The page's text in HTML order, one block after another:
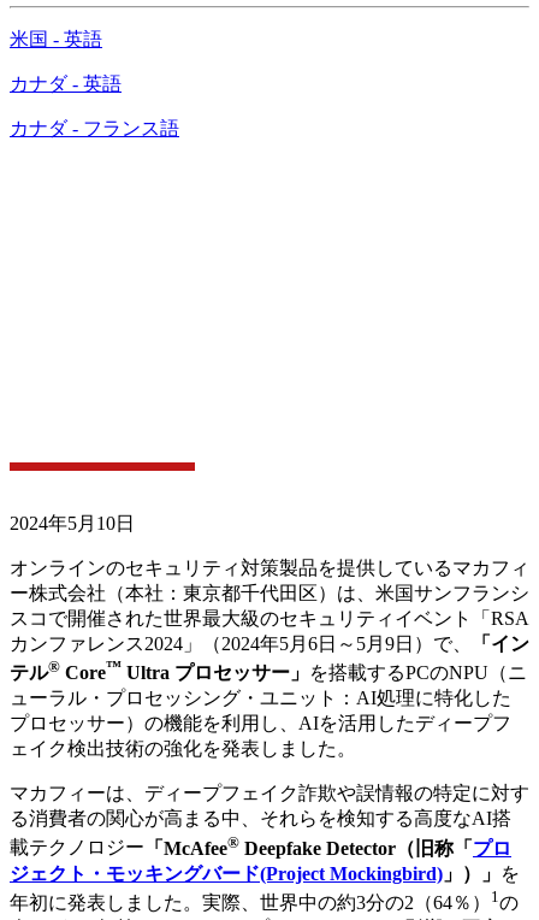
米国 - 英語
カナダ - 英語
カナダ - フランス語
2024年5月10日
オンラインのセキュリティ対策製品を提供しているマカフィ
ー株式会社（本社：東京都千代田区）は、米国サンフランシ
スコで開催された世界最大級のセキュリティイベント「RSA
カンファレンス2024」（2024年5月6日～5月9日）で、
「イン
テル® Core™ Ultra プロセッサー」 を搭載するPCのNPU（ニ
ューラル・プロセッシング・ユニット：AI処理に特化した
プロセッサー）の機能を利用し、AIを活用したディープフ
ェイク検出技術の強化を発表しました。
マカフィーは、ディープフェイク詐欺や誤情報の特定に対す
る消費者の関心が高まる中、それらを検知する高度なAI搭
載テクノロジー 「McAfee® Deepfake Detector（旧称「 プロ
ジェクト・モッキングバード(Project Mockingbird) 」）」 を
年初に発表しました。実際、世界中の約3分の2（64％）
1 の